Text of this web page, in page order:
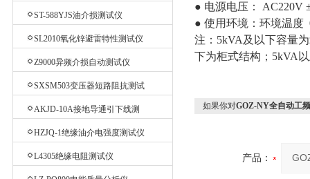
ST-588YJS油介损测试仪
SL2010氧化锌避雷特性测试仪
Z9000异频介损自动测试仪
SXSM503变压器短路阻抗测试
AKJD-10A接地导通引下线测
HZJQ-1绝缘油介电强度测试仪
L4305绝缘电阻测试仪
● 电源电压： AC220V
● 使用环境：环境温
注：5kVA及以下容量
下为柜式结构；5kVA
如果你对GOZ-NY全自动工
产品：